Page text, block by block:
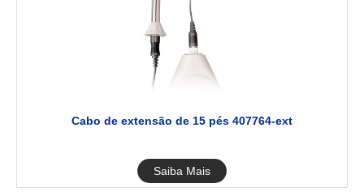
Cabo de extensão de 15 pés 407764-ext
Saiba Mais